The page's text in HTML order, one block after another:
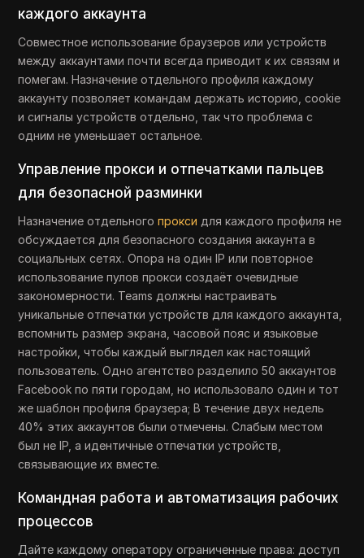
каждого аккаунта
Совместное использование браузеров или устройств
между аккаунтами почти всегда приводит к их связям и
помегам. Назначение отдельного профиля каждому
аккаунту позволяет командам держать историю, cookie
и сигналы устройств отдельно, так что проблема с
одним не уменьшает остальное.
Управление прокси и отпечатками пальцев
для безопасной разминки
Назначение отдельногопрокси для каждого профиля не
обсуждается для безопасного создания аккаунта в
социальных сетях. Опора на один IP или повторное
использование пулов прокси создаёт очевидные
закономерности. Teams должны настраивать
уникальные отпечатки устройств для каждого аккаунта,
вспомнить размер экрана, часовой пояс и языковые
настройки, чтобы каждый выглядел как настоящий
пользователь. Одно агентство разделило 50 аккаунтов
Facebook по пяти городам, но использовало один и тот
же шаблон профиля браузера; В течение двух недель
40% этих аккаунтов были отмечены. Слабым местом
был не IP, а идентичные отпечатки устройств,
связывающие их вместе.
Командная работа и автоматизация рабочих
процессов
Дайте каждому оператору ограниченные права: доступ